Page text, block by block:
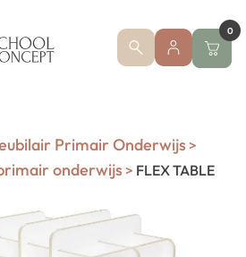
0
Primair Onderwijs>
onderwijs> FLEX TABLE